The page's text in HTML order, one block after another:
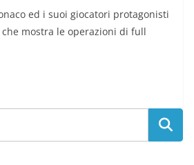
ed i suoi giocatori protagonisti
mostra le operazioni di full